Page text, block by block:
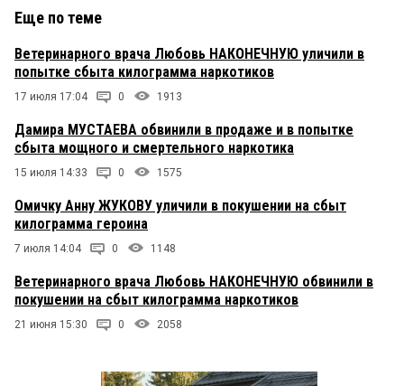
Еще по теме
Ветеринарного врача Любовь НАКОНЕЧНУЮ уличили в
попытке сбыта килограмма наркотиков
17 июля 17:04 0 1913
Дамира МУСТАЕВА обвинили в продаже и в попытке
сбыта мощного и смертельного наркотика
15 июля 14:33 0 1575
Омичку Анну ЖУКОВУ уличили в покушении на сбыт
килограмма героина
7 июля 14:04 0 1148
Ветеринарного врача Любовь НАКОНЕЧНУЮ обвинили в
покушении на сбыт килограмма наркотиков
21 июня 15:30 0 2058